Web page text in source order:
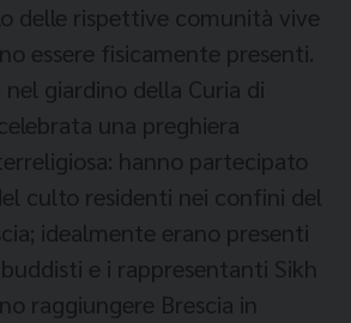
delle rispettive comunità vive
essere fisicamente presenti.
nel giardino della Curia di
una preghiera
hanno partecipato
culto residenti nei confini del
idealmente erano presenti
e i rappresentanti Sikh
raggiungere Brescia in